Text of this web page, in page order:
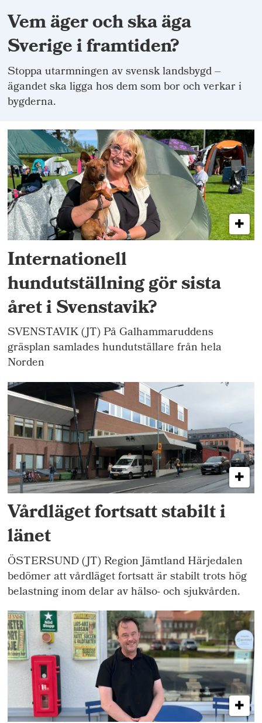
Vem äger och ska äga
Sverige i framtiden?
Stoppa utarmningen av svensk landsbygd –
ägandet ska ligga hos dem som bor och verkar i
bygderna.
Internationell
hundutställning gör sista
året i Svenstavik?
SVENSTAVIK (JT) På Galhammaruddens
gräsplan samlades hundutställare från hela
Norden
Vårdläget fortsatt stabilt i
länet
ÖSTERSUND (JT) Region Jämtland Härjedalen
bedömer att vårdläget fortsatt är stabilt trots hög
belastning inom delar av hälso- och sjukvården.